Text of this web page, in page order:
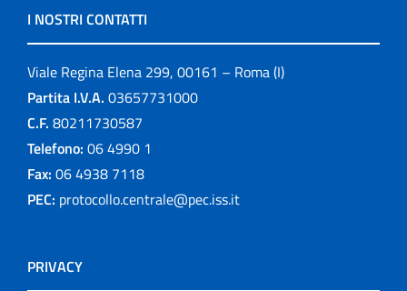
I NOSTRI CONTATTI
Viale Regina Elena 299, 00161 – Roma (I)
Partita I.V.A. 03657731000
C.F. 80211730587
Telefono: 06 4990 1
Fax: 06 4938 7118
PEC: protocollo.centrale@pec.iss.it
PRIVACY